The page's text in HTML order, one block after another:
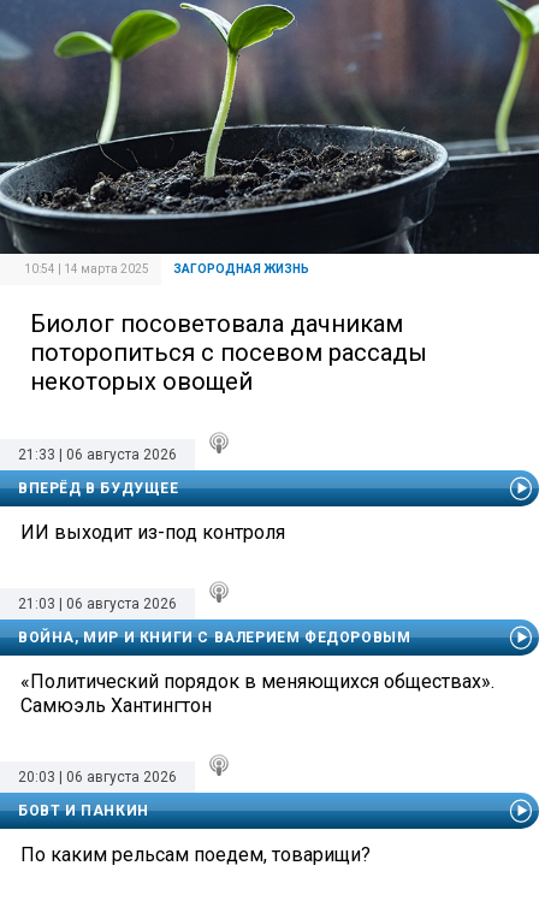
10:54 | 14 марта 2025 ЗАГОРОДНАЯ ЖИЗНЬ
Биолог посоветовала дачникам
поторопиться с посевом рассады
некоторых овощей
21:33 | 06 августа 2026
ВПЕРЁД В БУДУЩЕЕ
ИИ выходит из-под контроля
21:03 | 06 августа 2026
ВОЙНА, МИР И КНИГИ С ВАЛЕРИЕМ ФЕДОРОВЫМ
«Политический порядок в меняющихся обществах».
Самюэль Хантингтон
20:03 | 06 августа 2026
БОВТ И ПАНКИН
По каким рельсам поедем, товарищи?